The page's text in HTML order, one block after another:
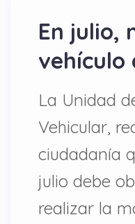
En julio,
vehículo
La Unidad
Vehicular,
ciudadanía
julio debe
realizar la